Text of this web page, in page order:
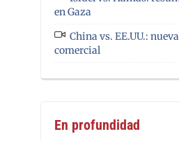
en Gaza
China vs. EE.UU.:
comercial
En profundidad